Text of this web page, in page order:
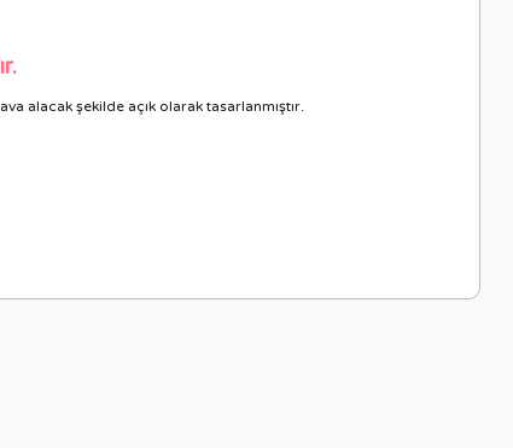
alacak şekilde açık olarak tasarlanmıştır.